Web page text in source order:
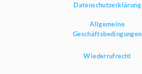
Datenschutzerklärung
Allgemeine
Geschäftsbedingungen
Wiederrufrecht